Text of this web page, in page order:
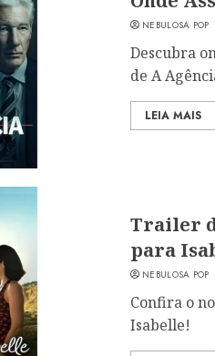
NEBULOSA POP
Descubra
de A
LEIA MAIS
Trailer
para
NEBULOSA POP
Confira o
Isabelle!